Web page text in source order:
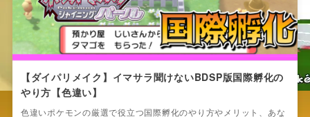
【ダイパリメイク】イマサラ聞けないBDSP版国際孵化の
やり方【色違い】
色違いポケモンの厳選で役立つ国際孵化のやり方やメリット、あな